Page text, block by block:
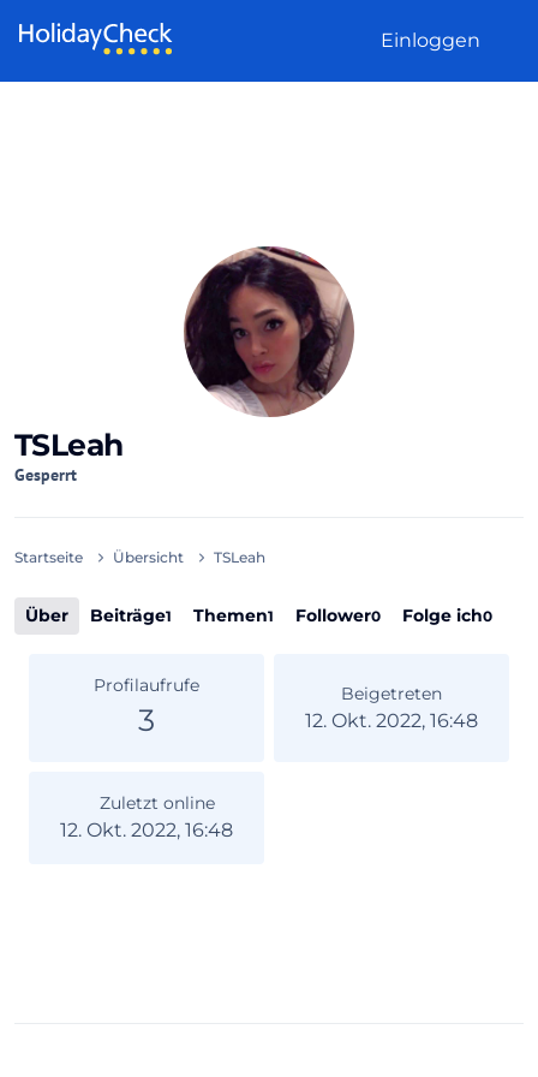
Einloggen
TSLeah
Gesperrt
Startseite Übersicht TSLeah
Über Beiträge1 Themen1 Follower0 Folge ich0
Profilaufrufe
3
Beigetreten
12. Okt. 2022, 16:48
Zuletzt online
12. Okt. 2022, 16:48